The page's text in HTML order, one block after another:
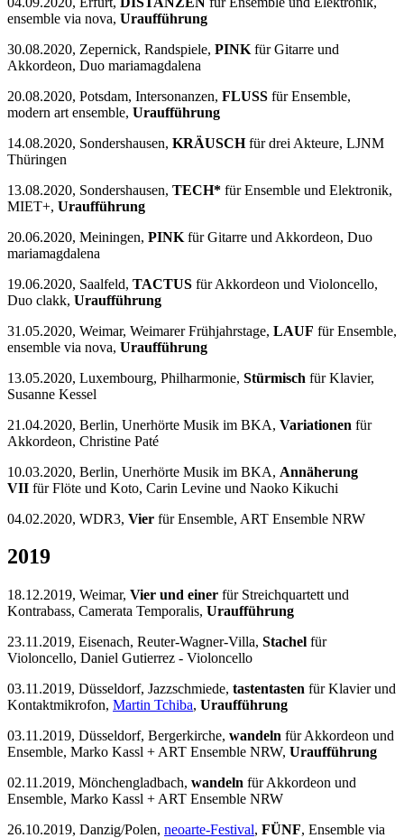
ensemble via nova, Uraufführung
30.08.2020, Zepernick, Randspiele, PINK für Gitarre und
Akkordeon, Duo mariamagdalena
20.08.2020, Potsdam, Intersonanzen, FLUSS für Ensemble,
modern art ensemble, Uraufführung
14.08.2020, Sondershausen, KRÄUSCHfür drei Akteure, LJNM
Thüringen
13.08.2020, Sondershausen, TECH* für Ensemble und Elektronik,
MIET+, Uraufführung
20.06.2020, Meiningen, PINK für Gitarre und Akkordeon, Duo
mariamagdalena
19.06.2020, Saalfeld, TACTUS für Akkordeon und Violoncello,
Duo clakk, Uraufführung
31.05.2020, Weimar, Weimarer Frühjahrstage, LAUF für Ensemble,
ensemble via nova, Uraufführung
13.05.2020, Luxembourg, Philharmonie, Stürmisch für Klavier,
Susanne Kessel
21.04.2020, Berlin, Unerhörte Musik im BKA, Variationen für
Akkordeon, Christine Paté
10.03.2020, Berlin, Unerhörte Musik im BKA, Annäherung
VII für Flöte und Koto, Carin Levine und Naoko Kikuchi
04.02.2020, WDR3, Vier für Ensemble, ART Ensemble NRW
2019
18.12.2019, Weimar, Vier und einer für Streichquartett und
Kontrabass, Camerata Temporalis, Uraufführung
23.11.2019, Eisenach, Reuter-Wagner-Villa, Stachel für
Violoncello, Daniel Gutierrez - Violoncello
03.11.2019, Düsseldorf, Jazzschmiede, tastentasten für Klavier und
Kontaktmikrofon, Martin Tchiba, Uraufführung
03.11.2019, Düsseldorf, Bergerkirche, wandeln für Akkordeon und
Ensemble, Marko Kassl + ART Ensemble NRW, Uraufführung
02.11.2019, Mönchengladbach, wandeln für Akkordeon und
Ensemble, Marko Kassl + ART Ensemble NRW
26.10.2019, Danzig/Polen, neoarte-Festival, FÜNF, Ensemble via